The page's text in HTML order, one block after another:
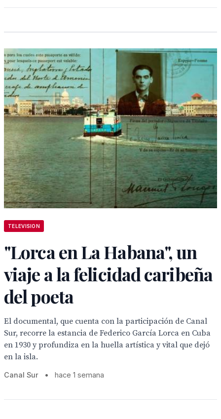
TELEVISION
"Lorca en La Habana", un
viaje a la felicidad caribeña
del poeta
El documental, que cuenta con la participación de Canal
Sur, recorre la estancia de Federico García Lorca en Cuba
en 1930 y profundiza en la huella artística y vital que dejó
en la isla.
Canal Sur • hace 1 semana